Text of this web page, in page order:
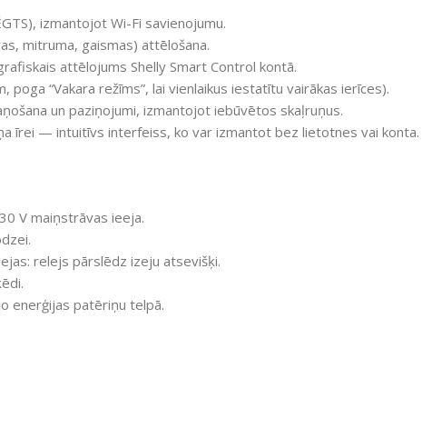
izmantojot Wi-Fi savienojumu.
mitruma, gaismas) attēlošana.
attēlojums Shelly Smart Control kontā.
poga “Vakara režīms”, lai vienlaikus iestatītu vairākas ierīces).
un paziņojumi, izmantojot iebūvētos skaļruņus.
īrei — intuitīvs interfeiss, ko var izmantot bez lietotnes vai konta.
V maiņstrāvas ieeja.
relejs pārslēdz izeju atsevišķi.
enerģijas patēriņu telpā.